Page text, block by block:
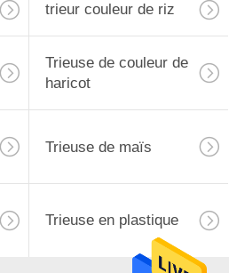
trieur couleur de riz
Trieuse de couleur de
haricot
Trieuse de maïs
Trieuse en plastique